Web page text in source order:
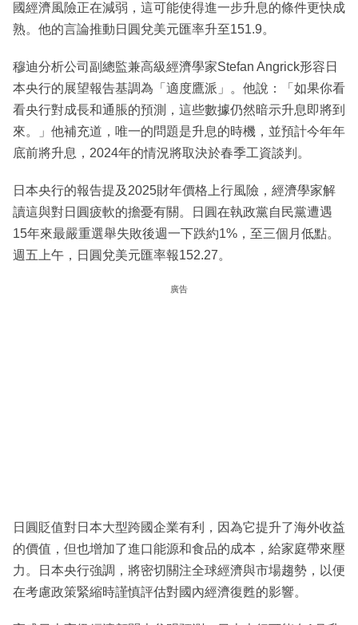
國經濟風險正在減弱，這可能使得進一步升息的條件更快成
熟。他的言論推動日圓兌美元匯率升至151.9。
穆迪分析公司副總監兼高級經濟學家Stefan Angrick形容日
本央行的展望報告基調為「適度鷹派」。他說：「如果你看
看央行對成長和通脹的預測，這些數據仍然暗示升息即將到
來。」他補充道，唯一的問題是升息的時機，並預計今年年
底前將升息，2024年的情況將取決於春季工資談判。
日本央行的報告提及2025財年價格上行風險，經濟學家解
讀這與對日圓疲軟的擔憂有關。日圓在執政黨自民黨遭遇
15年來最嚴重選舉失敗後週一下跌約1%，至三個月低點。
週五上午，日圓兌美元匯率報152.27。
廣告
日圓貶值對日本大型跨國企業有利，因為它提升了海外收益
的價值，但也增加了進口能源和食品的成本，給家庭帶來壓
力。日本央行強調，將密切關注全球經濟與市場趨勢，以便
在考慮政策緊縮時謹慎評估對國內經濟復甦的影響。